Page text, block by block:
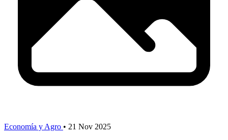
Economía y Agro • 21 Nov 2025